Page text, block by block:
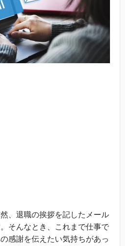
、退職の挨拶を記したメール
そんなとき、これまで仕事で
感謝を伝えたい気持ちがあっ